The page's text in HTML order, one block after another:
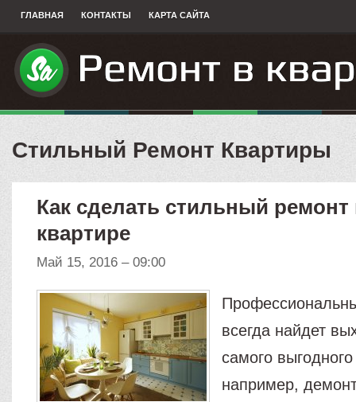
ГЛАВНАЯ КОНТАКТЫ КАРТА САЙТА
Стильный Ремонт Квартиры
Как сделать стильный ремонт
квартире
Май 15, 2016 – 09:00
всегда найдет
самого
например,